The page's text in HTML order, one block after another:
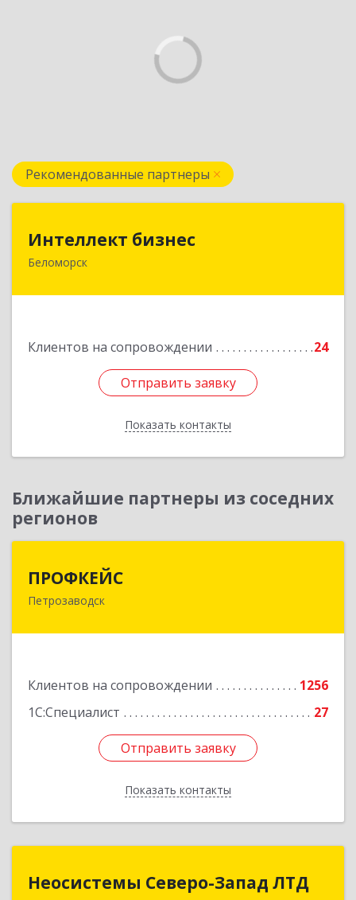
Рекомендованные партнеры
Интеллект бизнес
Беломорск
Клиентов на сопровождении 24
Отправить заявку
Показать контакты
Отправить заявку
Назад
Ближайшие партнеры из соседних
регионов
ПРОФКЕЙС
Петрозаводск
Клиентов на сопровождении
1256
1С:Специалист
27
Отправить заявку
Показать контакты
185035, Карелия Респ, Петрозаводск г, Красная
Отправить заявку
Назад
Неосистемы Северо-Запад ЛТД